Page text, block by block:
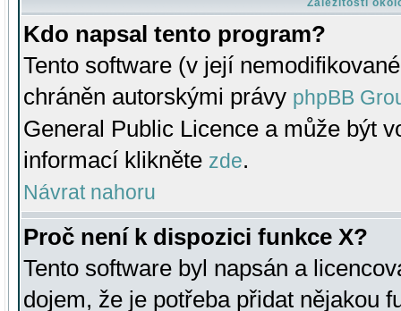
Záležitosti
Kdo napsal tento program?
Tento software (v její
chráněn autorskými právy phpBB
General Public Licence a může být
informací klikněte zde.
Návrat nahoru
Proč není k dispozici funkce X?
Tento software byl napsán a
dojem, že je potřeba přidat nějakou